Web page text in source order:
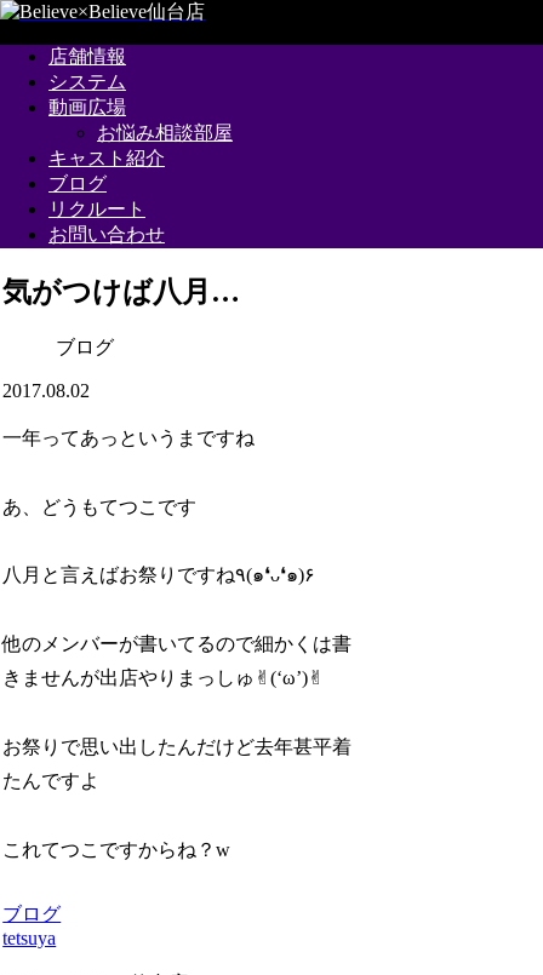
店舗情報
システム
動画広場
お悩み相談部屋
キャスト紹介
ブログ
リクルート
お問い合わせ
気がつけば八月…
ブログ
2017.08.02
一年ってあっというまですね
あ、どうもてつこです
八月と言えばお祭りですね٩(๑❛ᴗ❛๑)۶
他のメンバーが書いてるので細かくは書
きませんが出店やりまっしゅ✌︎(‘ω’)✌︎
お祭りで思い出したんだけど去年甚平着
たんですよ
これてつこですからね？w
ブログ
tetsuya